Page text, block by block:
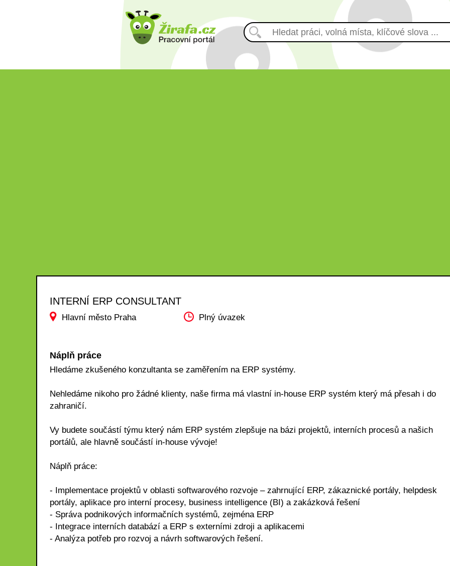
INTERNÍ ERP CONSULTANT
Hlavní město Praha Plný úvazek
Náplň práce
Hledáme zkušeného konzultanta se zaměřením na ERP systémy.
Nehledáme nikoho pro žádné klienty, naše firma má vlastní in-house ERP systém který má přesah i do
zahraničí.
Vy budete součástí týmu který nám ERP systém zlepšuje na bázi projektů, interních procesů a našich
portálů, ale hlavně součástí in-house vývoje!
Náplň práce:
- Implementace projektů v oblasti softwarového rozvoje – zahrnující ERP, zákaznické portály, helpdesk
portály, aplikace pro interní procesy, business intelligence (BI) a zakázková řešení
- Správa podnikových informačních systémů, zejména ERP
- Integrace interních databází a ERP s externími zdroji a aplikacemi
- Analýza potřeb pro rozvoj a návrh softwarových řešení.